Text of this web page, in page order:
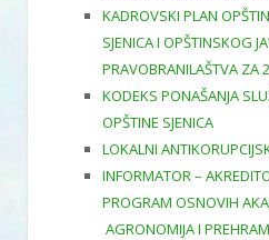
KADROVSKI PLAN
SJENICA I OPŠTINSKOG
PRAVOBRANILAŠTVA ZA
KODEKS PONAŠANJA
OPŠTINE SJENICA
LOKALNI
INFORMATOR –
PROGRAM OSNOVIH
AGRONOMIJA I